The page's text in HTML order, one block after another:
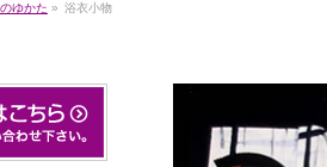
ゆかた » 浴衣小物